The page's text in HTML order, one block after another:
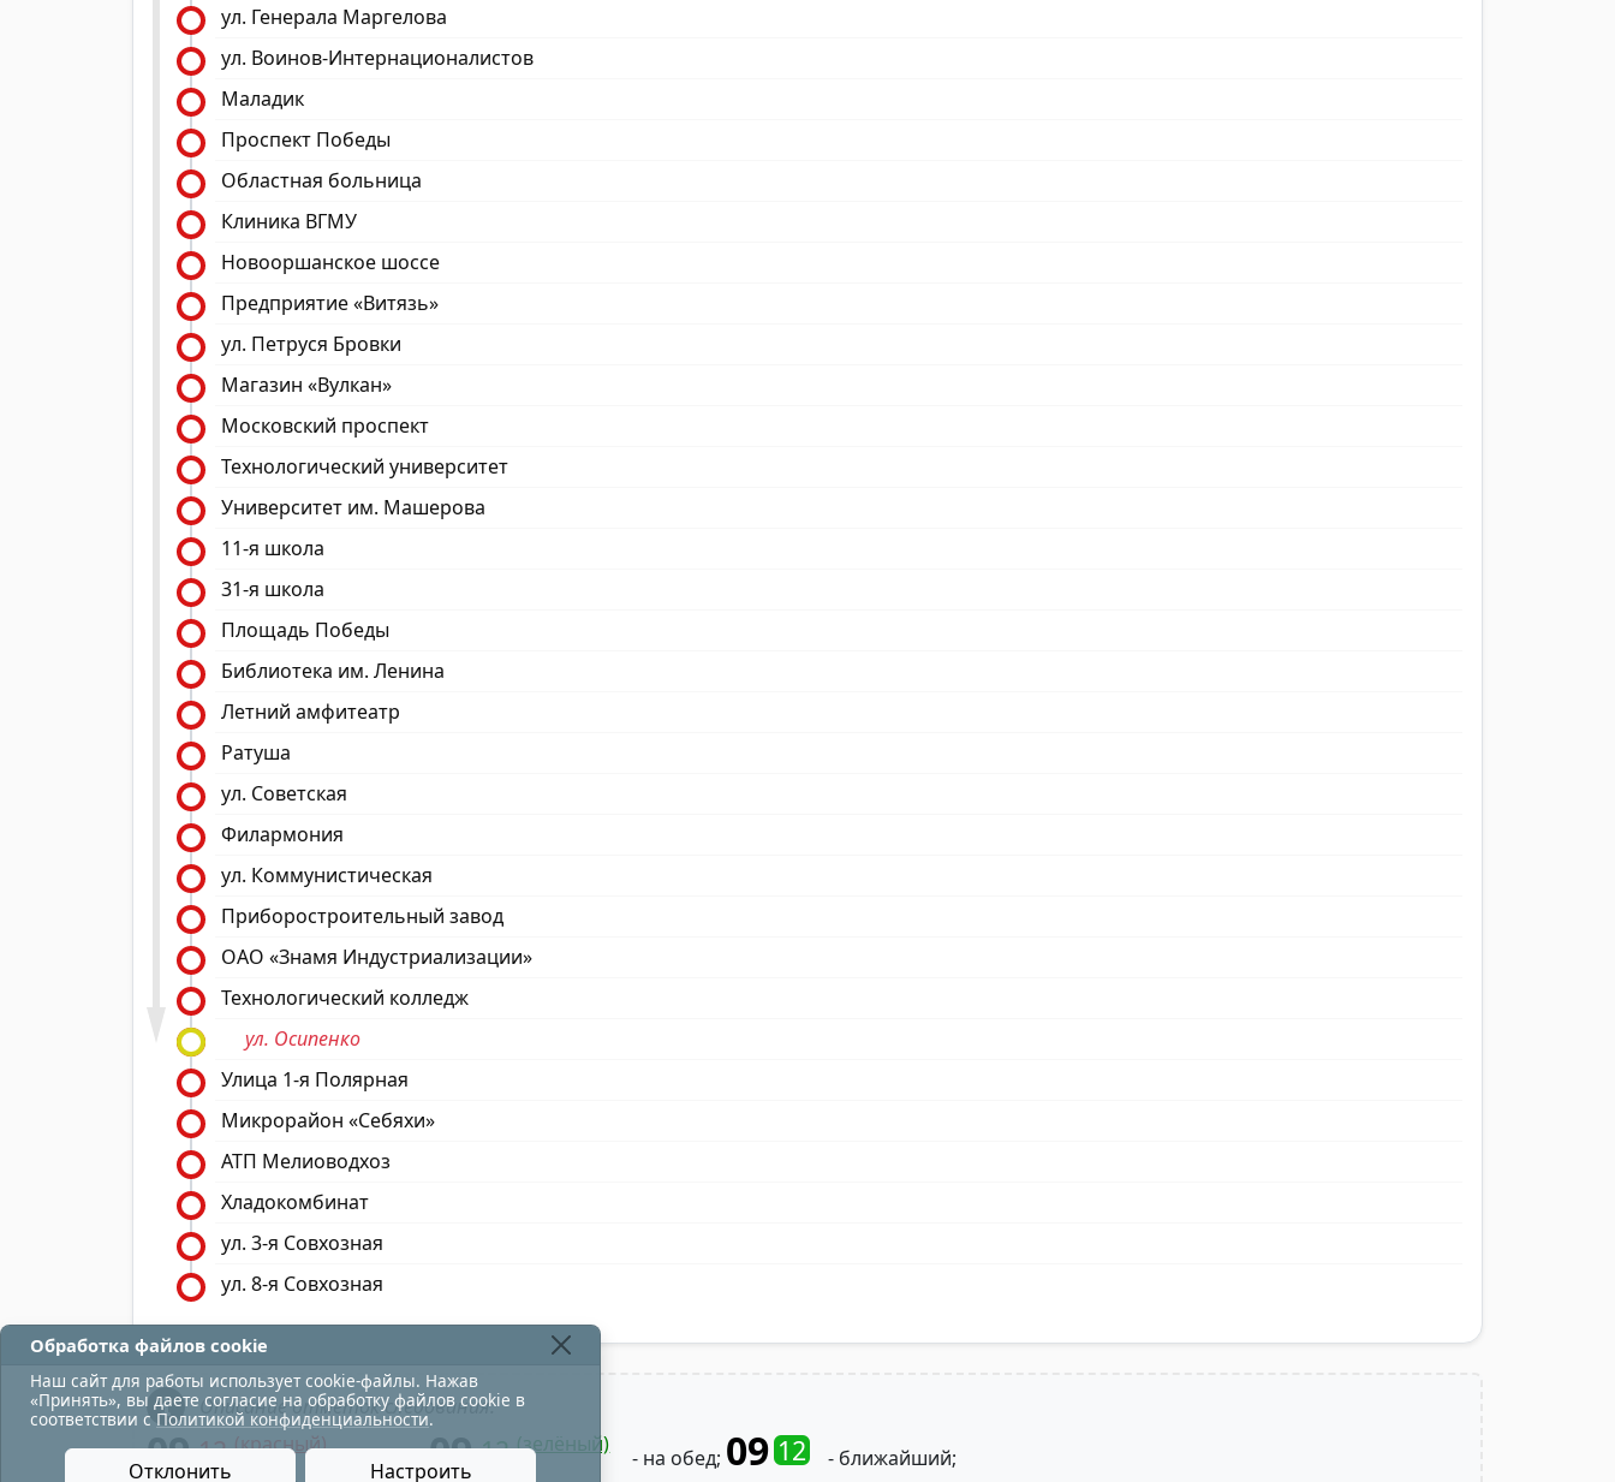
ул. Генерала Маргелова
ул. Воинов-Интернационалистов
Маладик
Проспект Победы
Областная больница
Клиника ВГМУ
Новооршанское шоссе
Предприятие «Витязь»
ул. Петруся Бровки
Магазин «Вулкан»
Московский проспект
Технологический университет
Университет им. Машерова
11-я школа
31-я школа
Площадь Победы
Библиотека им. Ленина
Летний амфитеатр
Ратуша
ул. Советская
Филармония
ул. Коммунистическая
Приборостроительный завод
ОАО «Знамя Индустриализации»
Технологический колледж
ул. Осипенко
Улица 1-я Полярная
Микрорайон «Себяхи»
АТП Мелиоводхоз
Хладокомбинат
ул. 3-я Совхозная
ул. 8-я Совхозная
Описание отметок следования:
09 12(красный)
- в парк; 09 12(зелёный)
- на обед; 09 12 - ближайший;
Обработка файлов cookie
Наш сайт для работы использует cookie-файлы. Нажав
«Принять», вы даете согласие на обработку файлов cookie в
соответствии с Политикой конфиденциальности.
Отклонить Настроить